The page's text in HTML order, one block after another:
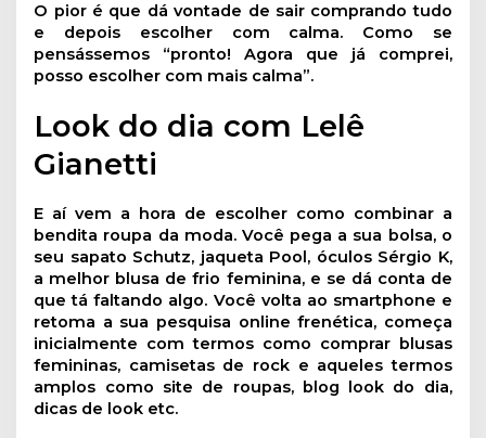
O pior é que dá vontade de sair comprando tudo
e depois escolher com calma. Como se
pensássemos “pronto! Agora que já comprei,
posso escolher com mais calma”.
Look do dia com Lelê
Gianetti
E aí vem a hora de escolher como combinar a
bendita roupa da moda. Você pega a sua bolsa, o
seu sapato Schutz, jaqueta Pool, óculos Sérgio K,
a melhor blusa de frio feminina, e se dá conta de
que tá faltando algo. Você volta ao smartphone e
retoma a sua pesquisa online frenética, começa
inicialmente com termos como comprar blusas
femininas, camisetas de rock e aqueles termos
amplos como site de roupas, blog look do dia,
dicas de look etc.